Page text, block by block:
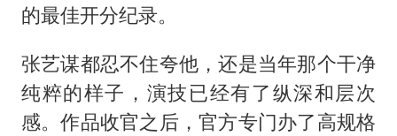
的最佳开分纪录。
张艺谋都忍不住夸他，还是当年那个干净
纯粹的样子，演技已经有了纵深和层次
感。作品收官之后，官方专门办了高规格